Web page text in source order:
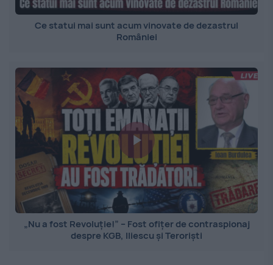
Ce statui mai sunt acum vinovate de dezastrul
României
„Nu a fost Revoluție!” – Fost ofițer de contraspionaj
despre KGB, Iliescu și Teroriști